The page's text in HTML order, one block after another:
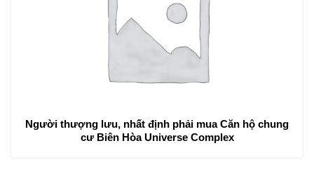
Người thượng lưu, nhất định phải mua Căn hộ chung
cư Biên Hòa Universe Complex